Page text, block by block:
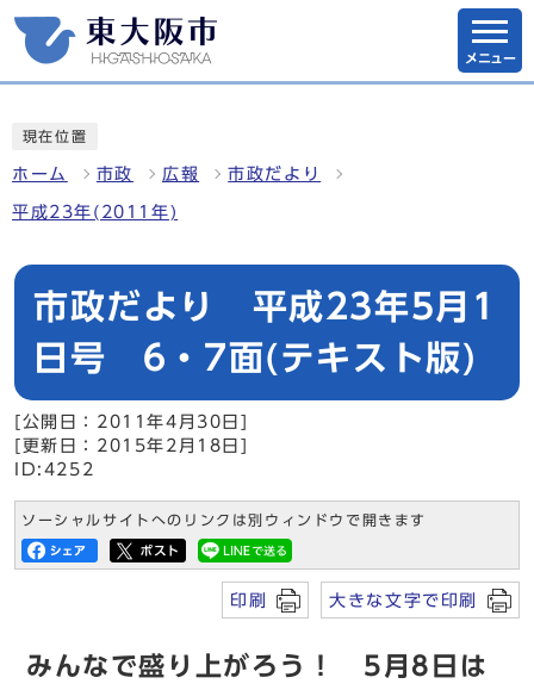
メニュー
現在位置
ホーム 市政 広報 市政だより
平成23年(2011年)
市政だより 平成23年5月1
日号 6・7面(テキスト版)
[公開日：2011年4月30日]
[更新日：2015年2月18日]
ID:4252
ソーシャルサイトへのリンクは別ウィンドウで開きます
印刷 大きな文字で印刷
みんなで盛り上がろう！ 5月8日は